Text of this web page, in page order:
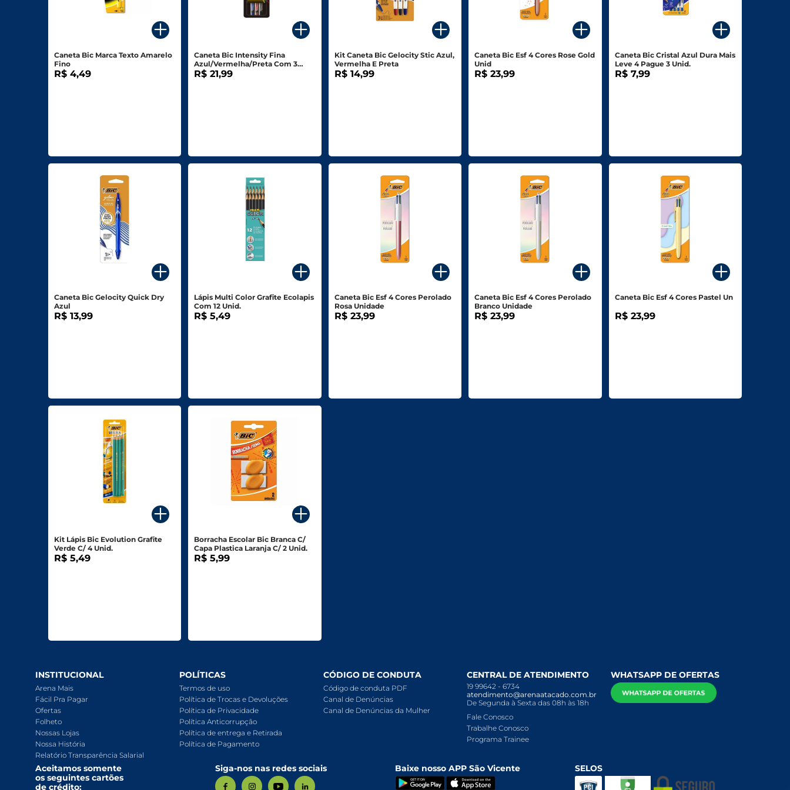
Mercearia
Carnes, Aves E Peixes
Higiene E Beleza
Doces E Sobremesas
Caneta Bic Marca Texto Amarelo
Fino
R$ 4,49
Caneta Bic Intensity Fina
Azul/Vermelha/Preta Com 3
Unidades
R$ 21,99
Kit Caneta Bic Gelocity Stic Azul,
Vermelha E Preta
R$ 14,99
Caneta Bic Esf 4 Cores Rose Gold
Unid
R$ 23,99
Caneta Bic Cristal Azul Dura Mais
Leve 4 Pague 3 Unid.
R$ 7,99
Caneta Bic Gelocity Quick Dry
Azul
R$ 13,99
Lápis Multi Color Grafite Ecolapis
Com 12 Unid.
R$ 5,49
Caneta Bic Esf 4 Cores Perolado
Rosa Unidade
R$ 23,99
Caneta Bic Esf 4 Cores Perolado
Branco Unidade
R$ 23,99
Caneta Bic Esf 4 Cores Pastel Un
R$ 23,99
Kit Lápis Bic Evolution Grafite
Verde C/ 4 Unid.
R$ 5,49
Borracha Escolar Bic Branca C/
Capa Plastica Laranja C/ 2 Unid.
R$ 5,99
INSTITUCIONAL
Arena Mais
Fácil Pra Pagar
Ofertas
Folheto
Nossas Lojas
Nossa História
Relatório Transparência Salarial
POLÍTICAS
Termos de uso
Política de Trocas e Devoluções
Política de Privacidade
Política Anticorrupção
Política de entrega e Retirada
Política de Pagamento
CÓDIGO DE CONDUTA
Código de conduta PDF
Canal de Denúncias
Canal de Denúncias da Mulher
CENTRAL DE ATENDIMENTO
19 99642 - 6734
atendimento@arenaatacado.com.br
De Segunda à Sexta das 08h às 18h
Fale Conosco
Trabalhe Conosco
Programa Trainee
WHATSAPP DE OFERTAS
Aceitamos somente
os seguintes cartões
de crédito:
Siga-nos nas redes sociais Baixe nosso APP São Vicente SELOS